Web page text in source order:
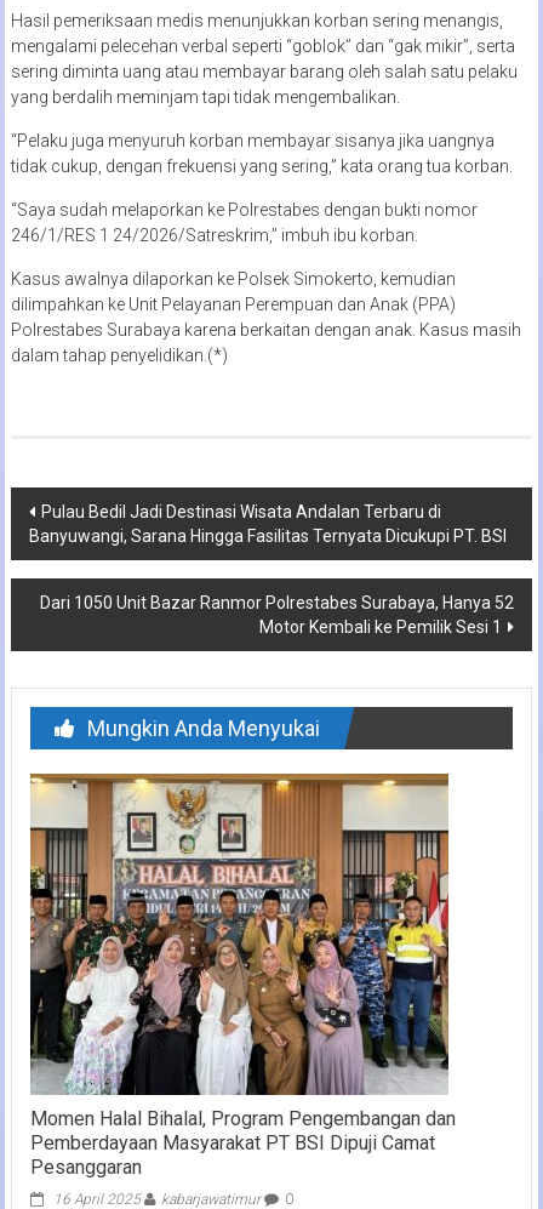
Hasil pemeriksaan medis menunjukkan korban sering menangis,
mengalami pelecehan verbal seperti “goblok” dan “gak mikir”, serta
sering diminta uang atau membayar barang oleh salah satu pelaku
yang berdalih meminjam tapi tidak mengembalikan.
“Pelaku juga menyuruh korban membayar sisanya jika uangnya
tidak cukup, dengan frekuensi yang sering,” kata orang tua korban.
“Saya sudah melaporkan ke Polrestabes dengan bukti nomor
246/1/RES 1 24/2026/Satreskrim,” imbuh ibu korban.
Kasus awalnya dilaporkan ke Polsek Simokerto, kemudian
dilimpahkan ke Unit Pelayanan Perempuan dan Anak (PPA)
Polrestabes Surabaya karena berkaitan dengan anak. Kasus masih
dalam tahap penyelidikan.(*)
Navigasi
pos
Pulau Bedil Jadi Destinasi Wisata Andalan Terbaru di
Banyuwangi, Sarana Hingga Fasilitas Ternyata Dicukupi PT. BSI
Dari 1050 Unit Bazar Ranmor Polrestabes Surabaya, Hanya 52
Motor Kembali ke Pemilik Sesi 1
Mungkin Anda Menyukai
Momen Halal Bihalal, Program Pengembangan dan
Pemberdayaan Masyarakat PT BSI Dipuji Camat
Pesanggaran
16 April 2025 kabarjawatimur 0